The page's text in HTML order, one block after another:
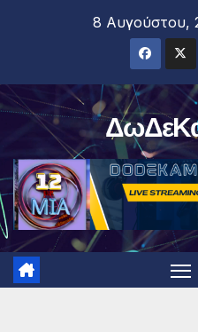
8 Αυγούστου,